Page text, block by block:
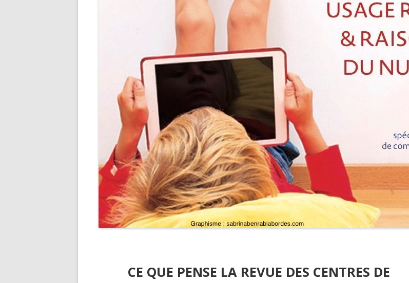
CE QUE PENSE LA REVUE DES CENTRES DE